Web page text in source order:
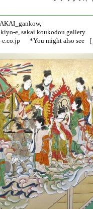
e, sakai koukodou gallery
*You might also see ［